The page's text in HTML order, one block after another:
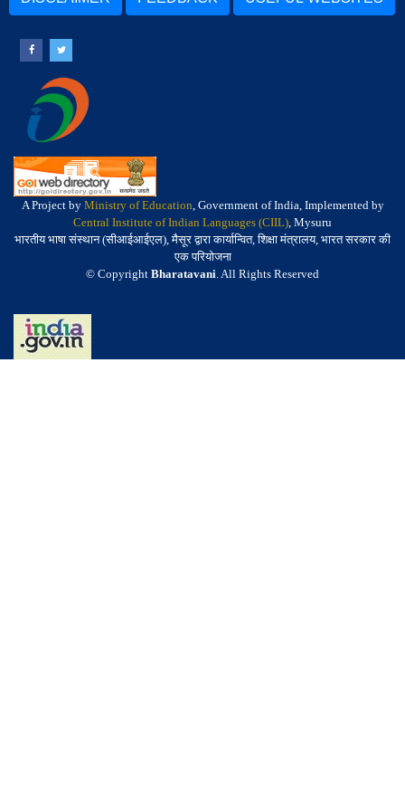
A Project by Ministry of Education, Government of India, Implemented by
Central Institute of Indian Languages (CIIL), Mysuru
भारतीय भाषा संस्थान (सीआईआईएल), मैसूर द्वारा कार्यान्वित, शिक्षा मंत्रालय, भारत सरकार की
एक परियोजना
© Copyright Bharatavani. All Rights Reserved